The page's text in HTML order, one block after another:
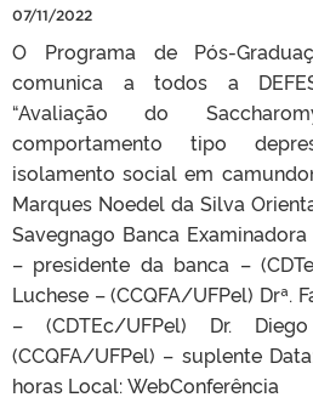
07/11/2022
O Programa de Pós-
comunica a todos a
“Avaliação do
comportamento tipo
isolamento social em
Marques Noedel da Silva
Savegnago Banca
– presidente da banca –
Luchese – (CCQFA/UFPel) Drª.
– (CDTEc/UFPel) Dr.
(CCQFA/UFPel) – suplente
horas Local: WebConferência